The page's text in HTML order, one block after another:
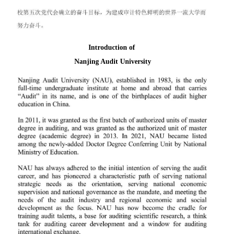
Introduction of
Nanjing Audit University